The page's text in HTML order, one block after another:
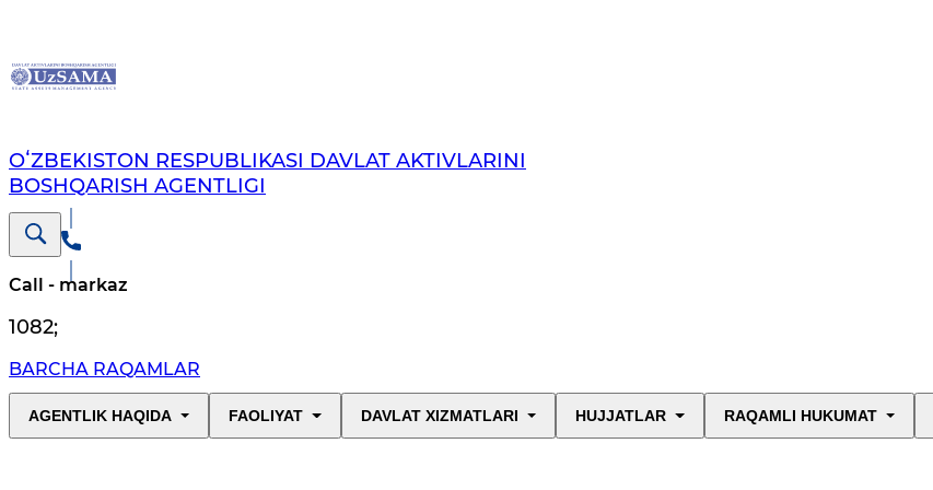
OʻZBEKISTON RESPUBLIKASI DAVLAT AKTIVLARINI
BOSHQARISH AGENTLIGI
Call - markaz
1082;
BARCHA RAQAMLAR
AGENTLIK HAQIDA FAOLIYAT DAVLAT XIZMATLARI HUJJATLAR RAQAMLI HUKUMAT